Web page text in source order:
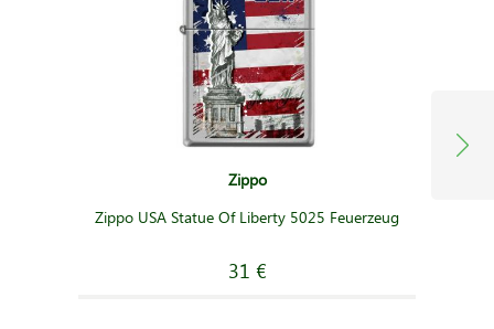
Zippo
Zippo USA Statue Of Liberty 5025 Feuerzeug
31 €